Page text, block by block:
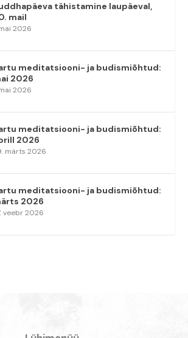
tähistamine laupäeval,
mail
2026
meditatsiooni- ja budismiõhtud:
2026
2026
meditatsiooni- ja budismiõhtud:
2026
märts 2026
meditatsiooni- ja budismiõhtud:
2026
veebr 2026